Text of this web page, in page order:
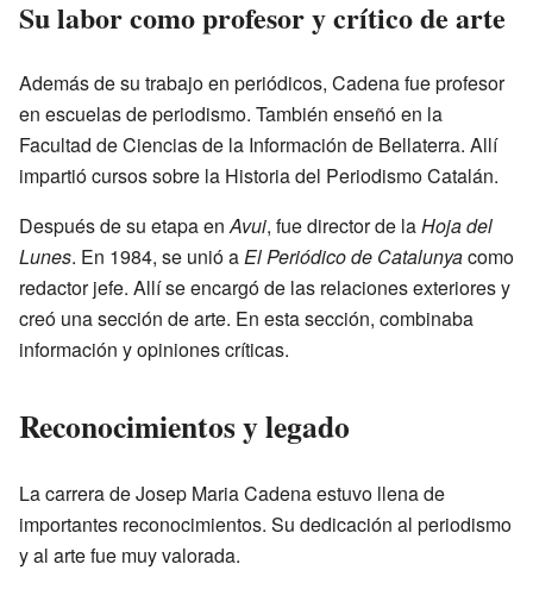
Su labor como profesor y crítico de arte
Además de su trabajo en periódicos, Cadena fue profesor
en escuelas de periodismo. También enseñó en la
Facultad de Ciencias de la Información de Bellaterra. Allí
impartió cursos sobre la Historia del Periodismo Catalán.
Después de su etapa enAvui, fue director de laHoja del
Lunes. En 1984, se unió aEl Periódico de Catalunyacomo
redactor jefe. Allí se encargó de las relaciones exteriores y
creó una sección de arte. En esta sección, combinaba
información y opiniones críticas.
Reconocimientos y legado
La carrera de Josep Maria Cadena estuvo llena de
importantes reconocimientos. Su dedicación al periodismo
y al arte fue muy valorada.